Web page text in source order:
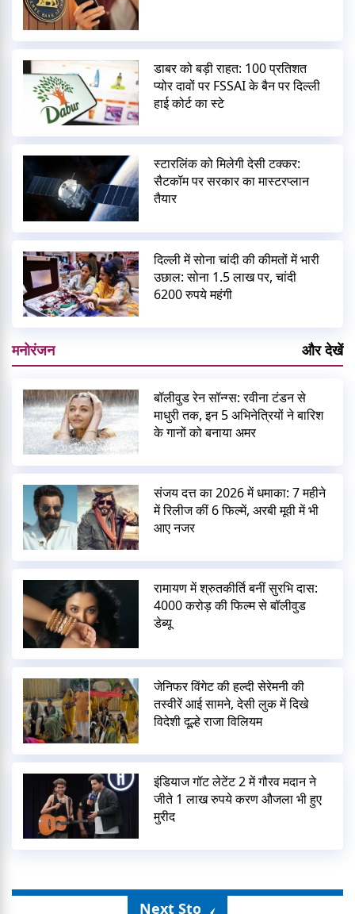
डाबर को बड़ी राहत: 100 प्रतिशत
प्योर दावों पर FSSAI के बैन पर दिल्ली
हाई कोर्ट का स्टे
स्टारलिंक को मिलेगी देसी टक्कर:
सैटकॉम पर सरकार का मास्टरप्लान
तैयार
दिल्ली में सोना चांदी की कीमतों में भारी
उछाल: सोना 1.5 लाख पर, चांदी
6200 रुपये महंगी
मनोरंजन और देखें
बॉलीवुड रेन सॉन्ग्स: रवीना टंडन से
माधुरी तक, इन 5 अभिनेत्रियों ने बारिश
के गानों को बनाया अमर
संजय दत्त का 2026 में धमाका: 7 महीने
में रिलीज कीं 6 फिल्में, अरबी मूवी में भी
आए नजर
रामायण में श्रुतकीर्ति बनीं सुरभि दास:
4000 करोड़ की फिल्म से बॉलीवुड
डेब्यू
जेनिफर विंगेट की हल्दी सेरेमनी की
तस्वीरें आई सामने, देसी लुक में दिखे
विदेशी दूल्हे राजा विलियम
इंडियाज गॉट लेटेंट 2 में गौरव मदान ने
जीते 1 लाख रुपये करण औजला भी हुए
मुरीद
Next Story